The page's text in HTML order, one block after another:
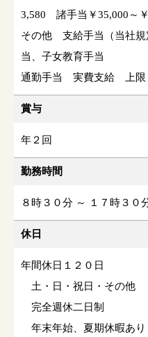
3,580 諸手当￥35,000～
その他 支給手当（当社規
当、子女教育手当
通勤手当 実費支給 上限
賞与
年２回
勤務時間
８時３０分 ～ １７時３０
休日
年間休日１２０日
土・日・祝日・その他
完全週休二日制
年末年始、夏期休暇あり